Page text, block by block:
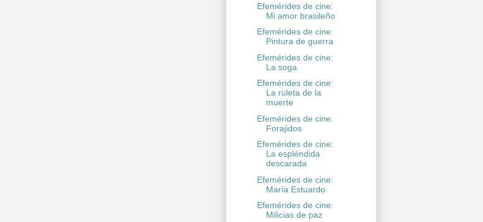
Efemérides de cine:
Mi amor brasileño
Efemérides de cine:
Pintura de guerra
Efemérides de cine:
La soga
Efemérides de cine:
La ruleta de la
muerte
Efemérides de cine:
Forajidos
Efemérides de cine:
La espléndida
descarada
Efemérides de cine:
María Estuardo
Efemérides de cine:
Milicias de paz